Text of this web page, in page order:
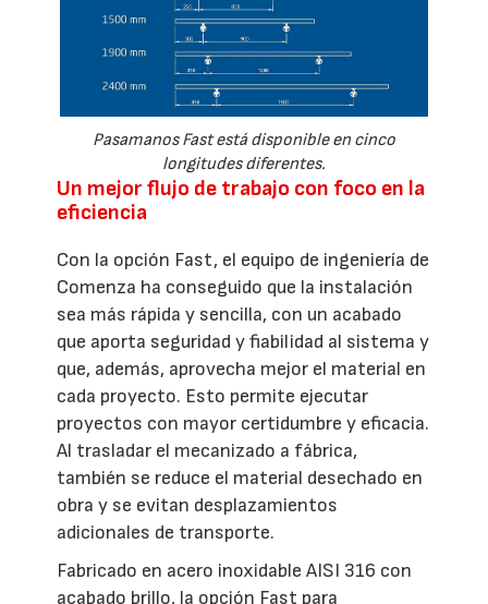
Pasamanos Fast está disponible en cinco
longitudes diferentes.
Un mejor flujo de trabajo con foco en la
eficiencia
Con la opción Fast, el equipo de ingeniería de
Comenza ha conseguido que la instalación
sea más rápida y sencilla, con un acabado
que aporta seguridad y fiabilidad al sistema y
que, además, aprovecha mejor el material en
cada proyecto. Esto permite ejecutar
proyectos con mayor certidumbre y eficacia.
Al trasladar el mecanizado a fábrica,
también se reduce el material desechado en
obra y se evitan desplazamientos
adicionales de transporte.
Fabricado en acero inoxidable AISI 316 con
acabado brillo, la opción Fast para